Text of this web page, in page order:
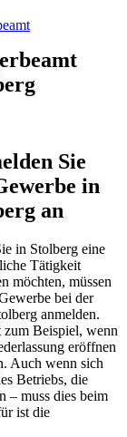
Sie
in
an
in Stolberg eine
Tätigkeit
möchten, müssen
bei der
anmelden.
zum Beispiel, wenn
eröffnen
Auch wenn sich
Betriebs, die
– muss dies beim
ist die